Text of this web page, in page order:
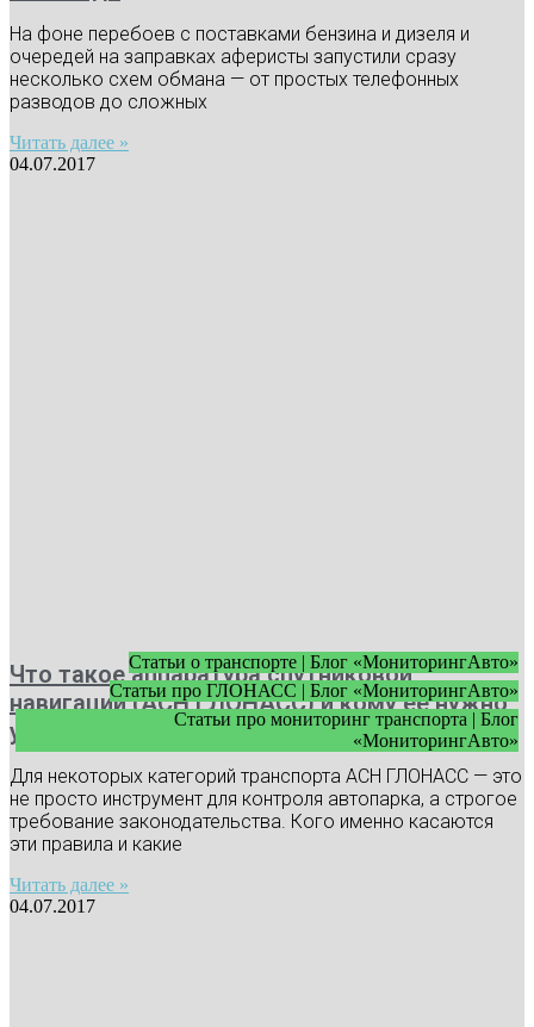
На фоне перебоев с поставками бензина и дизеля и
очередей на заправках аферисты запустили сразу
несколько схем обмана — от простых телефонных
разводов до сложных
Читать далее »
04.07.2017
Статьи о транспорте | Блог «МониторингАвто»
Статьи про ГЛОНАСС | Блог «МониторингАвто»
Статьи про мониторинг транспорта | Блог
«МониторингАвто»
Что такое аппаратура спутниковой
навигации (АСН ГЛОНАСС) и кому ее нужно
устанавливать
Для некоторых категорий транспорта АСН ГЛОНАСС — это
не просто инструмент для контроля автопарка, а строгое
требование законодательства. Кого именно касаются
эти правила и какие
Читать далее »
04.07.2017